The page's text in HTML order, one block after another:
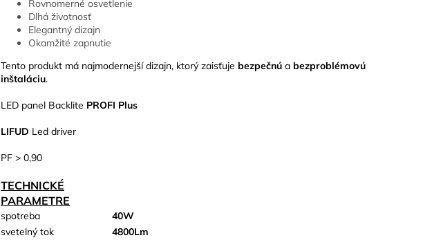
Rovnomerné osvetlenie
Dlhá životnosť
Elegantný dizajn
Okamžité zapnutie
Tento produkt má najmodernejší dizajn, ktorý zaisťuje bezpečnú a bezproblémovú
inštaláciu.
LED panel Backlite PROFI Plus
LIFUD Led driver
PF > 0,90
TECHNICKÉ
PARAMETRE
spotreba
40W
svetelný tok
4800Lm